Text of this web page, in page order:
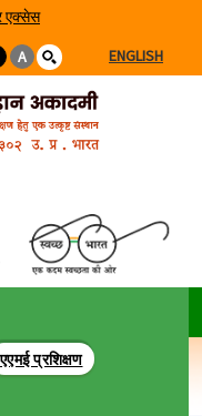
एक्सेस
A ENGLISH
एएमई प्रशिक्षण